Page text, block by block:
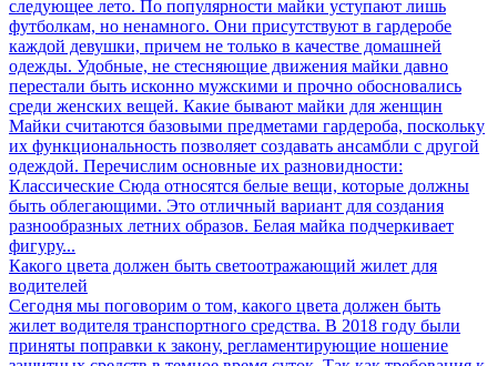
следующее лето. По популярности майки уступают лишь
футболкам, но ненамного. Они присутствуют в гардеробе
каждой девушки, причем не только в качестве домашней
одежды. Удобные, не стесняющие движения майки давно
перестали быть исконно мужскими и прочно обосновались
среди женских вещей. Какие бывают майки для женщин
Майки считаются базовыми предметами гардероба, поскольку
их функциональность позволяет создавать ансамбли с другой
одеждой. Перечислим основные их разновидности:
Классические Сюда относятся белые вещи, которые должны
быть облегающими. Это отличный вариант для создания
разнообразных летних образов. Белая майка подчеркивает
фигуру...
Какого цвета должен быть светоотражающий жилет для
водителей
Сегодня мы поговорим о том, какого цвета должен быть
жилет водителя транспортного средства. В 2018 году были
приняты поправки к закону, регламентирующие ношение